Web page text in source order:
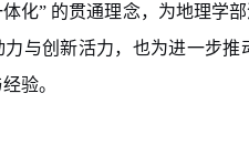
体化” 的贯通理念，为地理学
力与创新活力，也为进一步
验。